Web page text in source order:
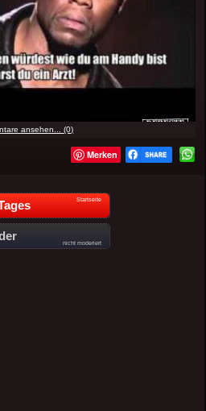
ansehen... (0)
Merken
Startseite
nicht moderiert